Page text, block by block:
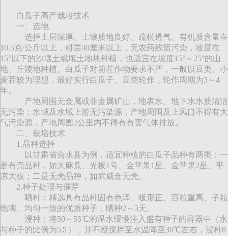
白瓜子高产栽培技术
一、选地
选择土层深厚、土壤质地良好、疏松透气、有机质含量在
10.5克/公斤以上，耕层40厘米以上，无农药残留污染，坡度在
15°以下的沙壤土或壤土地块种植，也适宜在坡度15°～25°的山
地、丘陵地种植。白瓜子对前茬作物要求不严，一般以豆类、小
麦茬较为理想，最好实行白瓜子、豆类轮作，轮作周期为3～4
年。
产地周围无金属或非金属矿山，地表水、地下水水质清洁
无污染；水域及水域上游无污染源，产地周围及上风口不得有大
气污染源，产地周围2公里内不得有有害气体排放。
二、栽培技术
1.品种选择
以甘肃省合水县为例，适宜种植的白瓜子品种有两类：一
是有壳品种，如大麻瓜、光板1号、金苹果1星、金苹果2星、平
凉大板；二是无壳品种，如武威金无壳。
2.种子处理与催芽
晒种：精选具有品种固有色泽、板形正、百粒重高、子粒
饱满、均匀一致的优质种子，晒种2～3天。
浸种：将50～55℃的温水缓慢注入盛有种子的容器中（水
与种子的比例为5∶1），并不断搅拌至水温降至30℃左右，浸种8